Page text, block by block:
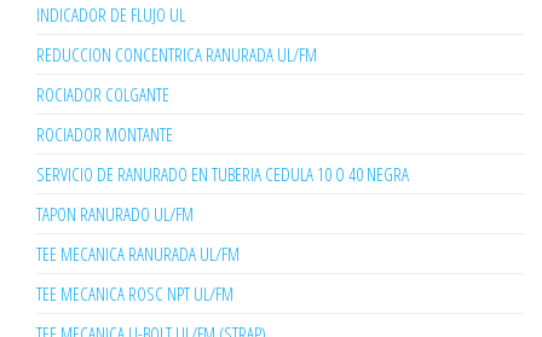
INDICADOR DE FLUJO UL
REDUCCION CONCENTRICA RANURADA UL/FM
ROCIADOR COLGANTE
ROCIADOR MONTANTE
SERVICIO DE RANURADO EN TUBERIA CEDULA 10 O 40 NEGRA
TAPON RANURADO UL/FM
TEE MECANICA RANURADA UL/FM
TEE MECANICA ROSC NPT UL/FM